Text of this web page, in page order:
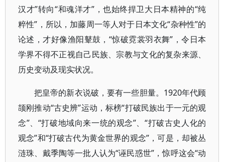
汉才”转向“和魂洋才”，也始终捍卫大日本精神的“纯
粹性”，所以，加藤周一等人对于日本文化“杂种性”的
论述，才好像渔阳鼙鼓，“惊破霓裳羽衣舞”，令日本
学界不得不正视自己民族、宗教与文化的复杂来源、
历史变动及现实状况。
把皇帝的新衣说破，要有一些胆量。1920年代顾
颉刚推动“古史辨”运动，标榜“打破民族出于一元的观
念”、“打破地域向来一统的观念”、“打破古史人化的
观念”和“打破古代为黄金世界的观念”，可是，却被丛
涟珠、戴季陶等一批人认为“诬民惑世”，惊呼这会“动